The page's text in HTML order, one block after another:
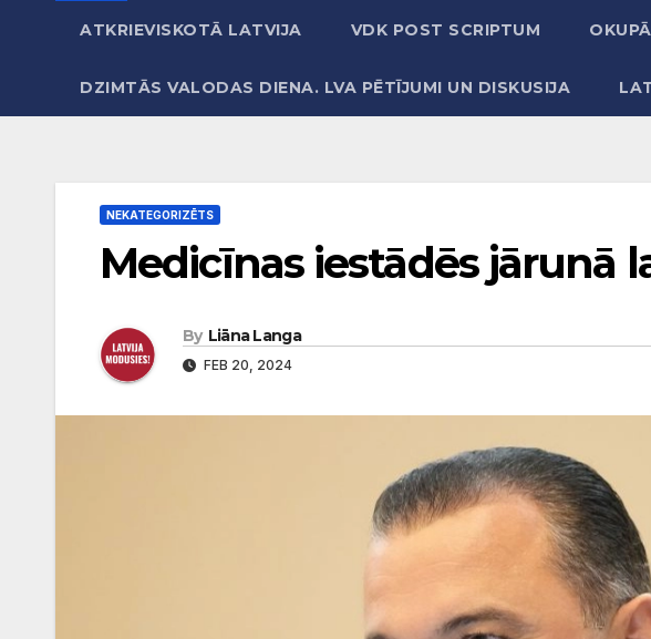
ATKRIEVISKOTĀ LATVIJA VDK POST SCRIPTUM
DZIMTĀS VALODAS DIENA. LVA PĒTĪJUMI UN DISKUSIJA
NEKATEGORIZĒTS
Medicīnas iestādēs jārunā
By Liāna Langa
FEB 20, 2024